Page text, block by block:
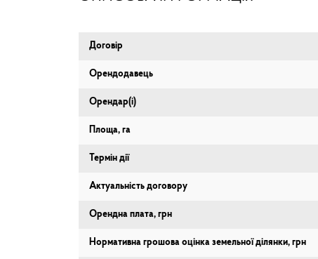
Договір
Орендодавець
Орендар(і)
Площа, га
Термін дії
Актуальність договору
Орендна плата, грн
Нормативна грошова оцінка земельної ділянки, грн